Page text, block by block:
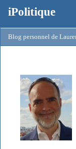
iPolitique
Blog personnel de